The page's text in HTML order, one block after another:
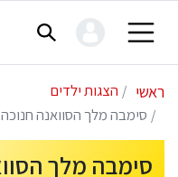
ראשי
הצגות ילדים
סימבה מלך הסוואנה חנוכה 2026 - כרטיסים, הנחות ולוח הופעות